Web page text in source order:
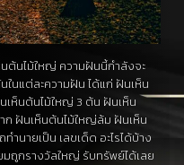
ต้นไม้ใหญ่ ความฝันนี้กำลังจะ
นแต่ละความฝัน ได้แก่ ฝันเห็น
เห็นต้นไม้ใหญ่ 3 ต้น ฝันเห็น
ฝันเห็นต้นไม้ใหญ่ล้ม ฝันเห็น
นายเป็น เลขเด็ด อะไรได้บ้าง
ถูกรางวัลใหญ่ รับทรัพย์ได้เลย